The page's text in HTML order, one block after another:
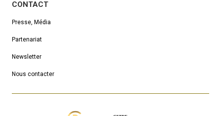
CONTACT
Presse, Média
Partenariat
Newsletter
Nous contacter